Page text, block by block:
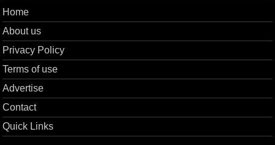
Home
About us
Privacy Policy
Terms of use
Advertise
Contact
Quick Links